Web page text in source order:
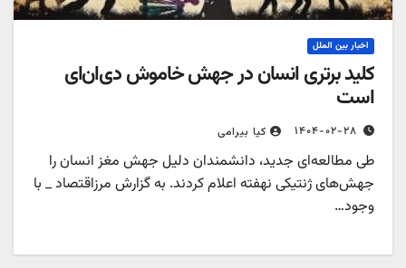
اخبار بین الملل
کلید برتری انسان در جهش خاموش دی‌ان‌ای
است
۱۴۰۴-۰۲-۲۸ کیا بیرامی
طی مطالعه‌ای جدید، دانشمندان دلیل جهش مغز انسان را
جهش‌های ژنتیکی نهفته اعلام کردند. به گزارش مرزاقتصاد _ با
وجود…